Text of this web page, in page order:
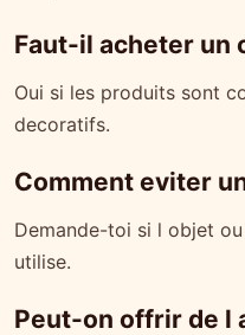
Faut-il acheter un
Oui si les produits sont
decoratifs.
Comment eviter
Demande-toi si l objet
utilise.
Peut-on offrir de l